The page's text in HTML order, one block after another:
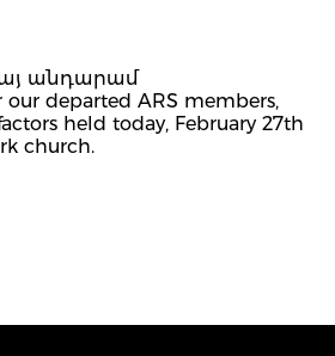
անդարամ
our departed ARS members,
held today, February 27th
church.